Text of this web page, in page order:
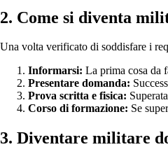
2. Come si diventa
Una volta verificato di soddisfare i
Informarsi: La prima cosa da
Presentare domanda:
Prova scritta e fisica:
Corso di formazione: Se
3. Diventare militare